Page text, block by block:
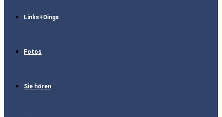
Links+Dings
Fotos
Sie hören